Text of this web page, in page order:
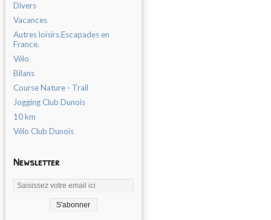
Divers
Vacances
Autres loisirs.Escapades en
France.
Vélo
Bilans
Course Nature - Trail
Jogging Club Dunois
10 km
Vélo Club Dunois
Newsletter